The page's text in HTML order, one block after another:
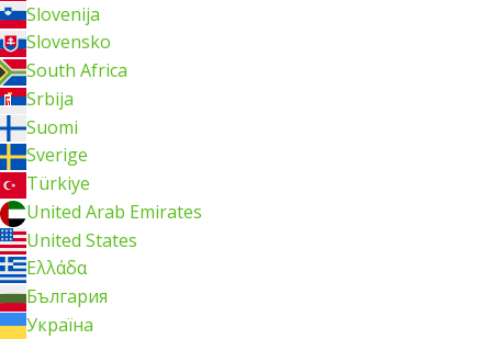
Slovenija
Slovensko
South Africa
Srbija
Suomi
Sverige
Türkiye
United Arab Emirates
United States
Ελλάδα
България
Україна